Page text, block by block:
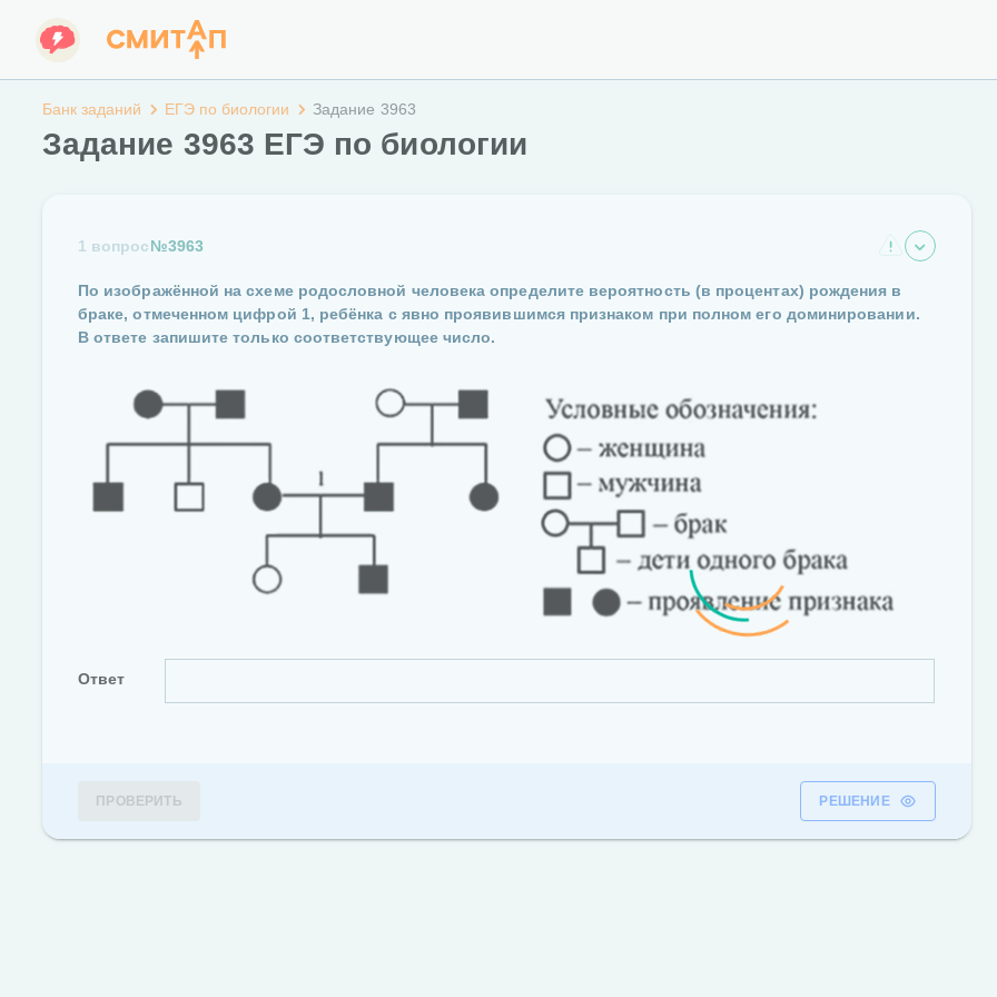
Банк заданий ЕГЭ по биологии Задание 3963
Задание 3963 ЕГЭ по биологии
1 вопрос№3963
По изображённой на схеме родословной человека определите вероятность (в процентах) рождения в
браке, отмеченном цифрой 1, ребёнка с явно проявившимся признаком при полном его доминировании.
В ответе запишите только соответствующее число.
Ответ
ПРОВЕРИТЬ РЕШЕНИЕ